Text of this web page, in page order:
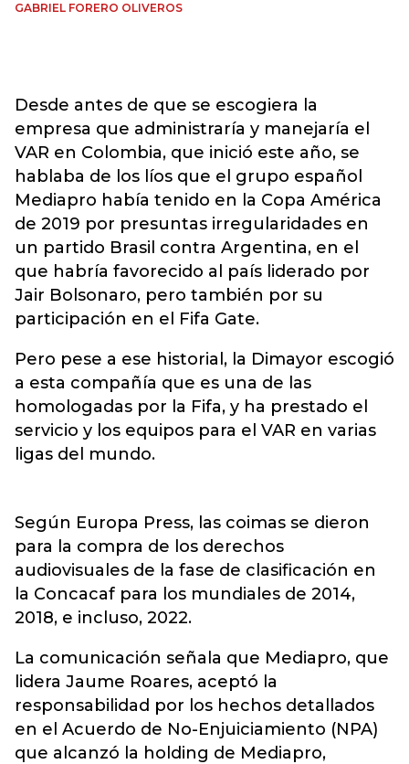
GABRIEL FORERO OLIVEROS
Desde antes de que se escogiera la
empresa que administraría y manejaría el
VAR en Colombia, que inició este año, se
hablaba de los líos que el grupo español
Mediapro había tenido en la Copa América
de 2019 por presuntas irregularidades en
un partido Brasil contra Argentina, en el
que habría favorecido al país liderado por
Jair Bolsonaro, pero también por su
participación en el Fifa Gate.
Pero pese a ese historial, la Dimayor escogió
a esta compañía que es una de las
homologadas por la Fifa, y ha prestado el
servicio y los equipos para el VAR en varias
ligas del mundo.
Según Europa Press, las coimas se dieron
para la compra de los derechos
audiovisuales de la fase de clasificación en
la Concacaf para los mundiales de 2014,
2018, e incluso, 2022.
La comunicación señala que Mediapro, que
lidera Jaume Roares, aceptó la
responsabilidad por los hechos detallados
en el Acuerdo de No-Enjuiciamiento (NPA)
que alcanzó la holding de Mediapro,